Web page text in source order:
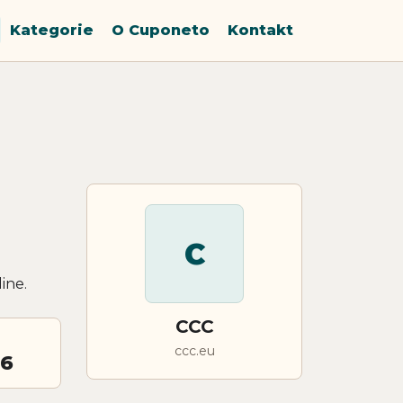
Kategorie O Cuponeto Kontakt
C
CCC
ccc.eu